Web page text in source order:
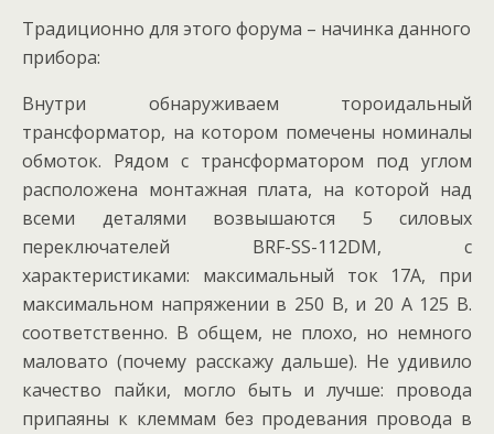
Традиционно для этого форума – начинка данного
прибора:
Внутри обнаруживаем тороидальный
трансформатор, на котором помечены номиналы
обмоток. Рядом с трансформатором под углом
расположена монтажная плата, на которой над
всеми деталями возвышаются 5 силовых
переключателей BRF-SS-112DM, с
характеристиками: максимальный ток 17А, при
максимальном напряжении в 250 В, и 20 А 125 В.
соответственно. В общем, не плохо, но немного
маловато (почему расскажу дальше). Не удивило
качество пайки, могло быть и лучше: провода
припаяны к клеммам без продевания провода в